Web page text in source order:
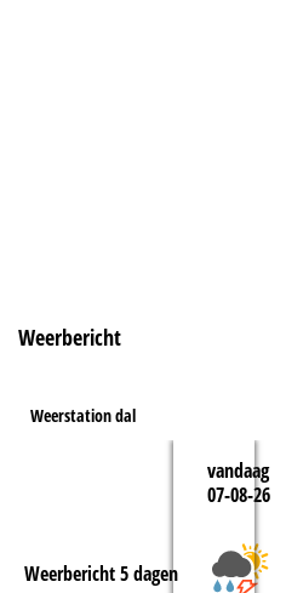
Weerbericht
Weerstation dal
vandaag
07-08-26
Weerbericht 5 dagen